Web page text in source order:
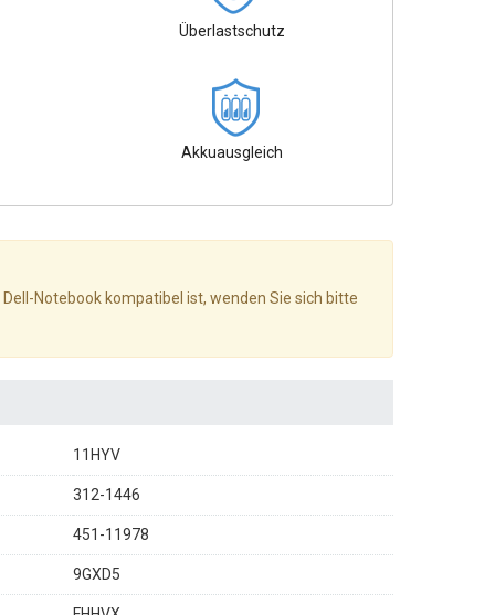
Überlastschutz
Akkuausgleich
Notebook kompatibel ist, wenden Sie sich bitte
11HYV
312-1446
451-11978
9GXD5